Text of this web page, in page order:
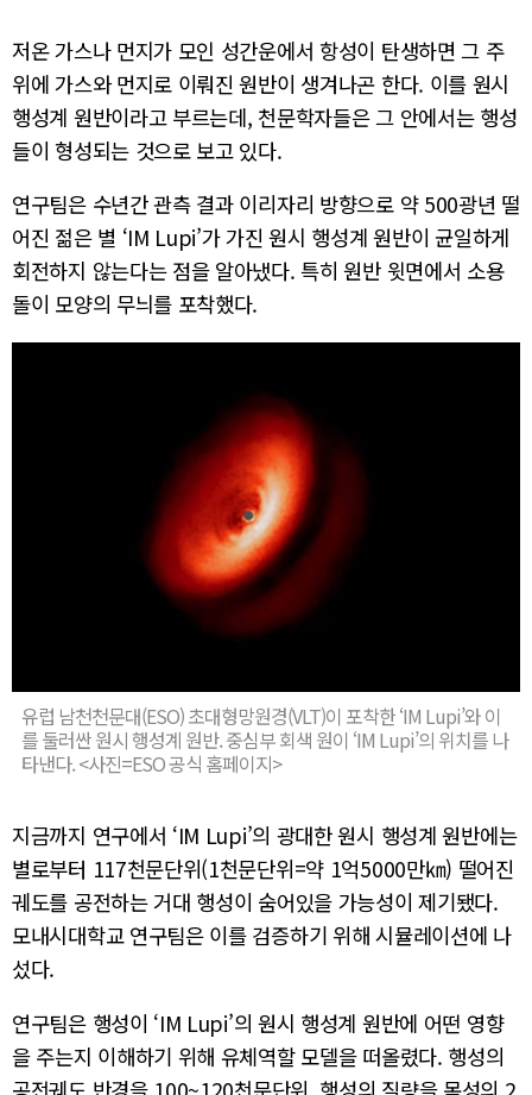
저온 가스나 먼지가 모인 성간운에서 항성이 탄생하면 그 주
위에 가스와 먼지로 이뤄진 원반이 생겨나곤 한다. 이를 원시
행성계 원반이라고 부르는데, 천문학자들은 그 안에서는 행성
들이 형성되는 것으로 보고 있다.
연구팀은 수년간 관측 결과 이리자리 방향으로 약 500광년 떨
어진 젊은 별 ‘IM Lupi’가 가진 원시 행성계 원반이 균일하게
회전하지 않는다는 점을 알아냈다. 특히 원반 윗면에서 소용
돌이 모양의 무늬를 포착했다.
유럽 남천천문대(ESO) 초대형망원경(VLT)이 포착한 ‘IM Lupi’와 이
를 둘러싼 원시 행성계 원반. 중심부 회색 원이 ‘IM Lupi’의 위치를 나
타낸다. <사진=ESO 공식 홈페이지>
지금까지 연구에서 ‘IM Lupi’의 광대한 원시 행성계 원반에는
별로부터 117천문단위(1천문단위=약 1억5000만㎞) 떨어진
궤도를 공전하는 거대 행성이 숨어있을 가능성이 제기됐다.
모내시대학교 연구팀은 이를 검증하기 위해 시뮬레이션에 나
섰다.
연구팀은 행성이 ‘IM Lupi’의 원시 행성계 원반에 어떤 영향
을 주는지 이해하기 위해 유체역할 모델을 떠올렸다. 행성의